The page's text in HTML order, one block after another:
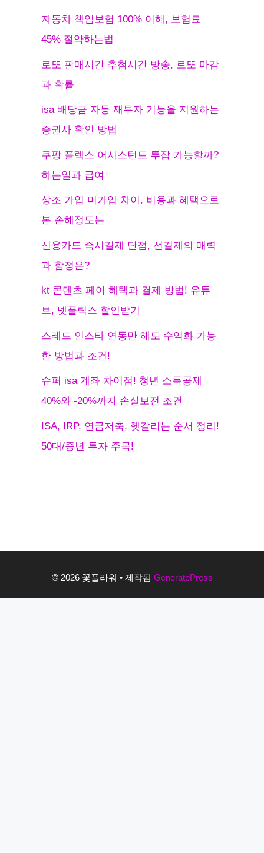
자동차 책임보험 100% 이해, 보험료
45% 절약하는법
로또 판매시간 추첨시간 방송, 로또 마감
과 확률
isa 배당금 자동 재투자 기능을 지원하는
증권사 확인 방법
쿠팡 플렉스 어시스턴트 투잡 가능할까?
하는일과 급여
상조 가입 미가입 차이, 비용과 혜택으로
본 손해정도는
신용카드 즉시결제 단점, 선결제의 매력
과 함정은?
kt 콘텐츠 페이 혜택과 결제 방법! 유튜
브, 넷플릭스 할인받기
스레드 인스타 연동만 해도 수익화 가능
한 방법과 조건!
슈퍼 isa 계좌 차이점! 청년 소득공제
40%와 -20%까지 손실보전 조건
ISA, IRP, 연금저축, 헷갈리는 순서 정리!
50대/중년 투자 주목!
© 2026 꽃플라워 • 제작됨 GeneratePress